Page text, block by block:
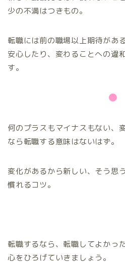
少の不満はつきもの。
転職には前の職場以上期待があ
安心したり、変わることへの違
す。
●
何のプラスもマイナスもない、
なら転職する意味はないはず。
変化があるから新しい、そう思
慣れるコツ。
転職するなら、転職してよかっ
心をひろげていきましょう。